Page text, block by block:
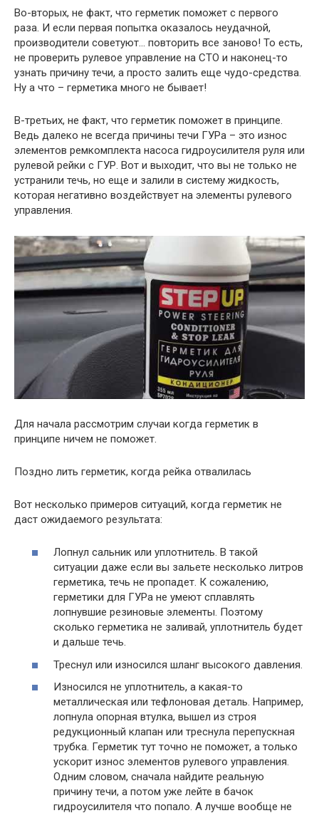
Во-вторых, не факт, что герметик поможет с первого
раза. И если первая попытка оказалось неудачной,
производители советуют… повторить все заново! То есть,
не проверить рулевое управление на СТО и наконец-то
узнать причину течи, а просто залить еще чудо-средства.
Ну а что – герметика много не бывает!
В-третьих, не факт, что герметик поможет в принципе.
Ведь далеко не всегда причины течи ГУРа – это износ
элементов ремкомплекта насоса гидроусилителя руля или
рулевой рейки с ГУР. Вот и выходит, что вы не только не
устранили течь, но еще и залили в систему жидкость,
которая негативно воздействует на элементы рулевого
управления.
Для начала рассмотрим случаи когда герметик в
принципе ничем не поможет.
Поздно лить герметик, когда рейка отвалилась
Вот несколько примеров ситуаций, когда герметик не
даст ожидаемого результата:
Лопнул сальник или уплотнитель. В такой
ситуации даже если вы зальете несколько литров
герметика, течь не пропадет. К сожалению,
герметики для ГУРа не умеют сплавлять
лопнувшие резиновые элементы. Поэтому
сколько герметика не заливай, уплотнитель будет
и дальше течь.
Треснул или износился шланг высокого давления.
Износился не уплотнитель, а какая-то
металлическая или тефлоновая деталь. Например,
лопнула опорная втулка, вышел из строя
редукционный клапан или треснула перепускная
трубка. Герметик тут точно не поможет, а только
ускорит износ элементов рулевого управления.
Одним словом, сначала найдите реальную
причину течи, а потом уже лейте в бачок
гидроусилителя что попало. А лучше вообще не